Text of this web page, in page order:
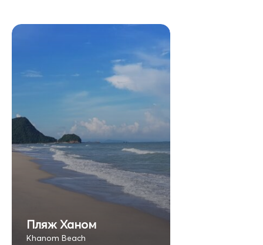
Пляж Ханом
Khanom Beach